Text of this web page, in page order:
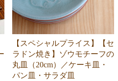
【スペシャルプライス】【セ
ラドン焼き】ゾウモチーフの
丸皿（20cm）／ケーキ皿・
パン皿・サラダ皿